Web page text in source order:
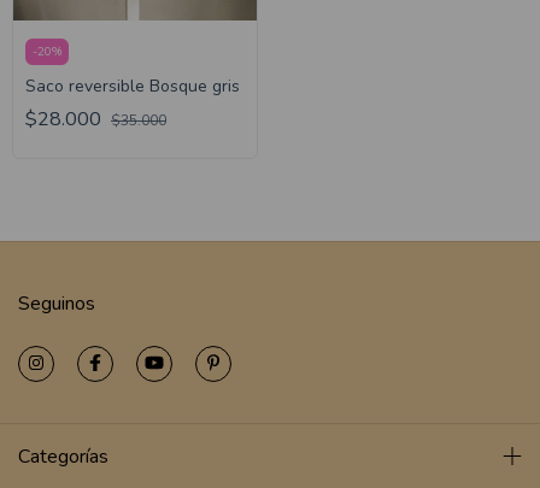
-20%
Saco reversible Bosque gris
$28.000 $35.000
Seguinos
Categorías